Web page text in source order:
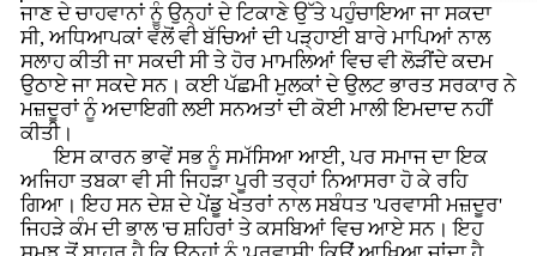
ਜਾਣ ਦੇ ਚਾਹਵਾਨਾਂ ਨੂੰ ਉਨ੍ਹਾਂ ਦੇ ਟਿਕਾਣੇ ਉੱਤੇ ਪਹੁੰਚਾਇਆ ਜਾ ਸਕਦਾ
ਸੀ, ਅਧਿਆਪਕਾਂ ਵੱਲੋਂ ਵੀ ਬੱਚਿਆਂ ਦੀ ਪੜ੍ਹਾਈ ਬਾਰੇ ਮਾਪਿਆਂ ਨਾਲ
ਸਲਾਹ ਕੀਤੀ ਜਾ ਸਕਦੀ ਸੀ ਤੇ ਹੋਰ ਮਾਮਲਿਆਂ ਵਿਚ ਵੀ ਲੋੜੀਂਦੇ ਕਦਮ
ਉਠਾਏ ਜਾ ਸਕਦੇ ਸਨ। ਕਈ ਪੱਛਮੀ ਮੁਲਕਾਂ ਦੇ ਉਲਟ ਭਾਰਤ ਸਰਕਾਰ ਨੇ
ਮਜ਼ਦੂਰਾਂ ਨੂੰ ਅਦਾਇਗੀ ਲਈ ਸਨਅਤਾਂ ਦੀ ਕੋਈ ਮਾਲੀ ਇਮਦਾਦ ਨਹੀਂ
ਕੀਤੀ।
ਇਸ ਕਾਰਨ ਭਾਵੇਂ ਸਭ ਨੂੰ ਸਮੱਸਿਆ ਆਈ, ਪਰ ਸਮਾਜ ਦਾ ਇਕ
ਅਜਿਹਾ ਤਬਕਾ ਵੀ ਸੀ ਜਿਹੜਾ ਪੂਰੀ ਤਰ੍ਹਾਂ ਨਿਆਸਰਾ ਹੋ ਕੇ ਰਹਿ
ਗਿਆ। ਇਹ ਸਨ ਦੇਸ਼ ਦੇ ਪੇਂਡੂ ਖੇਤਰਾਂ ਨਾਲ ਸਬੰਧਤ 'ਪਰਵਾਸੀ ਮਜ਼ਦੂਰ'
ਜਿਹੜੇ ਕੰਮ ਦੀ ਭਾਲ 'ਚ ਸ਼ਹਿਰਾਂ ਤੇ ਕਸਬਿਆਂ ਵਿਚ ਆਏ ਸਨ। ਇਹ